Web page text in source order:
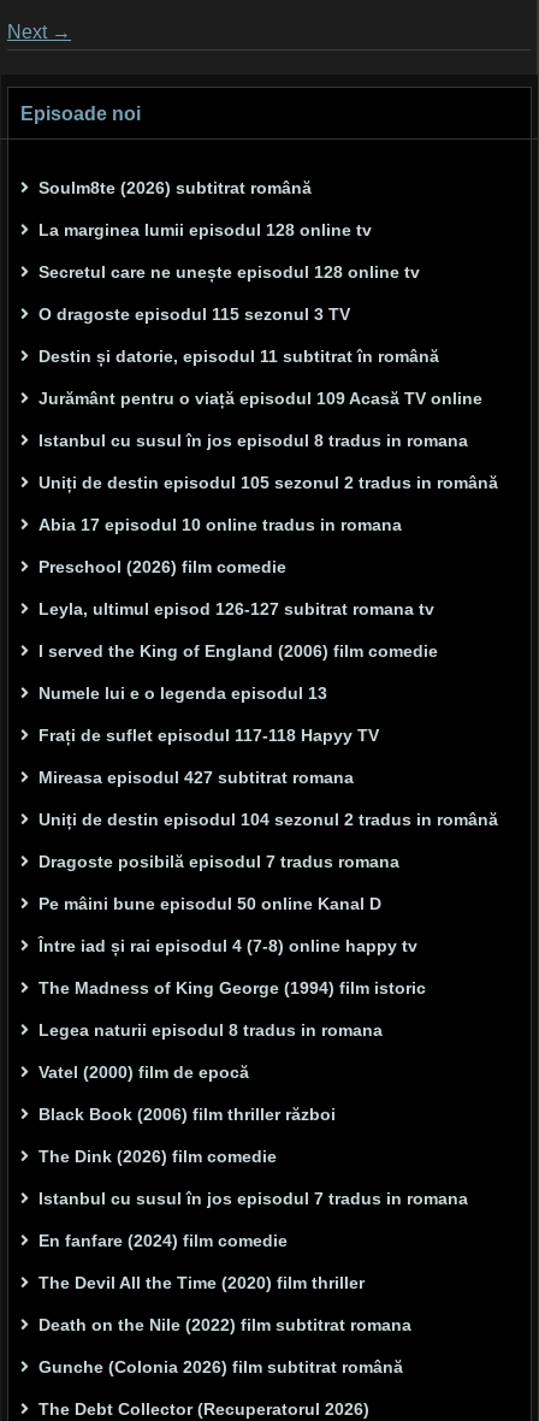
Posts
Next →
Episoade noi
Soulm8te (2026) subtitrat română
La marginea lumii episodul 128 online tv
Secretul care ne unește episodul 128 online tv
O dragoste episodul 115 sezonul 3 TV
Destin și datorie, episodul 11 subtitrat în română
Jurământ pentru o viață episodul 109 Acasă TV online
Istanbul cu susul în jos episodul 8 tradus in romana
Uniți de destin episodul 105 sezonul 2 tradus in română
Abia 17 episodul 10 online tradus in romana
Preschool (2026) film comedie
Leyla, ultimul episod 126-127 subitrat romana tv
I served the King of England (2006) film comedie
Numele lui e o legenda episodul 13
Frați de suflet episodul 117-118 Hapyy TV
Mireasa episodul 427 subtitrat romana
Uniți de destin episodul 104 sezonul 2 tradus in română
Dragoste posibilă episodul 7 tradus romana
Pe mâini bune episodul 50 online Kanal D
Între iad și rai episodul 4 (7-8) online happy tv
The Madness of King George (1994) film istoric
Legea naturii episodul 8 tradus in romana
Vatel (2000) film de epocă
Black Book (2006) film thriller război
The Dink (2026) film comedie
Istanbul cu susul în jos episodul 7 tradus in romana
En fanfare (2024) film comedie
The Devil All the Time (2020) film thriller
Death on the Nile (2022) film subtitrat romana
Gunche (Colonia 2026) film subtitrat română
The Debt Collector (Recuperatorul 2026)